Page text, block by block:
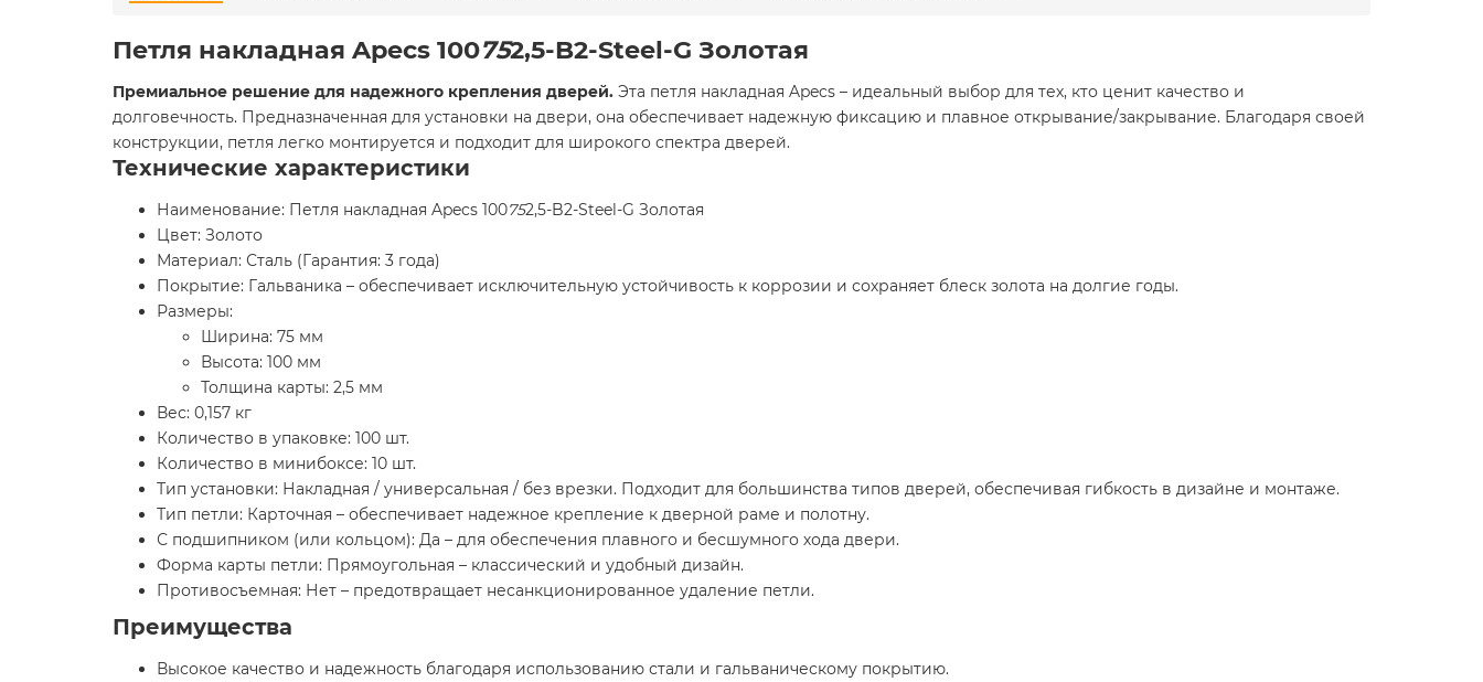
Петля накладная Apecs 100752,5-B2-Steel-G Золотая
Премиальное решение для надежного крепления дверей. Эта петля накладная Apecs – идеальный выбор для тех, кто ценит качество и
долговечность. Предназначенная для установки на двери, она обеспечивает надежную фиксацию и плавное открывание/закрывание. Благодаря своей
конструкции, петля легко монтируется и подходит для широкого спектра дверей.
Технические характеристики
Наименование: Петля накладная Apecs 100752,5-B2-Steel-G Золотая
Цвет: Золото
Материал: Сталь (Гарантия: 3 года)
Покрытие: Гальваника – обеспечивает исключительную устойчивость к коррозии и сохраняет блеск золота на долгие годы.
Размеры:
Ширина: 75 мм
Высота: 100 мм
Толщина карты: 2,5 мм
Вес: 0,157 кг
Количество в упаковке: 100 шт.
Количество в минибоксе: 10 шт.
Тип установки: Накладная / универсальная / без врезки. Подходит для большинства типов дверей, обеспечивая гибкость в дизайне и монтаже.
Тип петли: Карточная – обеспечивает надежное крепление к дверной раме и полотну.
С подшипником (или кольцом): Да – для обеспечения плавного и бесшумного хода двери.
Форма карты петли: Прямоугольная – классический и удобный дизайн.
Противосъемная: Нет – предотвращает несанкционированное удаление петли.
Преимущества
Высокое качество и надежность благодаря использованию стали и гальваническому покрытию.